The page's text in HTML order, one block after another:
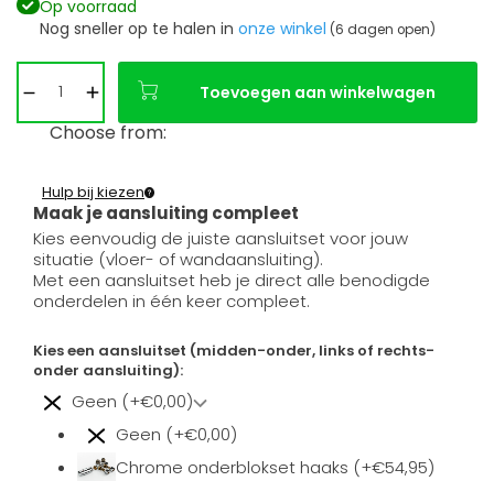
Op voorraad
Nog sneller op te halen in onze winkel (6 dagen open)
Toevoegen aan winkelwagen
Choose from:
Maak je aansluiting compleet
Hulp bij kiezen
Kies eenvoudig de juiste aansluitset voor jouw
situatie (vloer- of wandaansluiting).
Met een aansluitset heb je direct alle benodigde
onderdelen in één keer compleet.
Kies een aansluitset (midden-onder, links of rechts-
onder aansluiting):
Geen (+€0,00)
Geen (+€0,00)
Chrome onderblokset haaks (+€54,95)